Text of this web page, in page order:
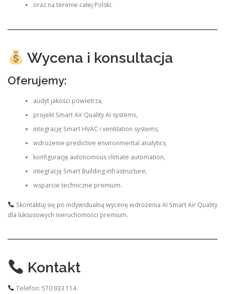
oraz na terenie całej Polski.
Wycena i konsultacja
Oferujemy:
audyt jakości powietrza,
projekt Smart Air Quality AI systems,
integrację Smart HVAC i ventilation systems,
wdrożenie predictive environmental analytics,
konfigurację autonomous climate automation,
integrację Smart Building infrastructure,
wsparcie techniczne premium.
Skontaktuj się po indywidualną wycenę wdrożenia AI Smart Air Quality
dla luksusowych nieruchomości premium.
Kontakt
Telefon: 570 933 114